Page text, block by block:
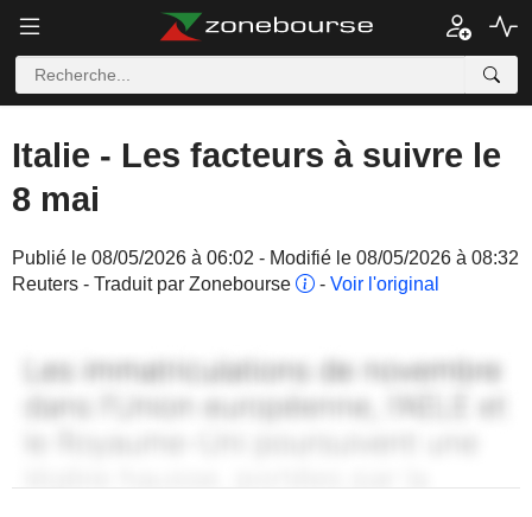
Italie - Les facteurs à suivre le
8 mai
Publié le 08/05/2026 à 06:02 - Modifié le 08/05/2026 à 08:32
Reuters - Traduit par Zonebourse
- Voir l'original